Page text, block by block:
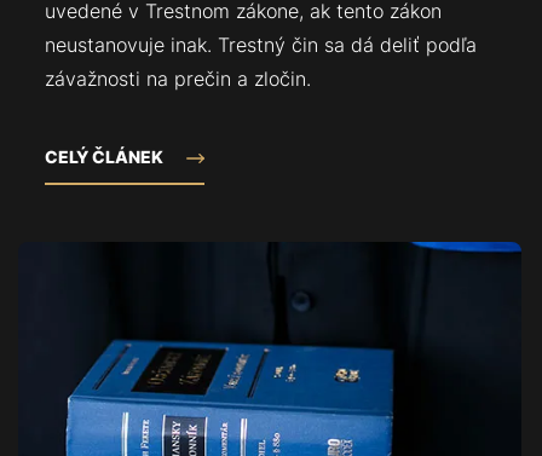
uvedené v Trestnom zákone, ak tento zákon
neustanovuje inak. Trestný čin sa dá deliť podľa
závažnosti na prečin a zločin.
CELÝ ČLÁNEK